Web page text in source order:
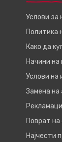
Услови за
Политика
Како да
Начини на
Услови на
Замена на
Поврат
Најчести